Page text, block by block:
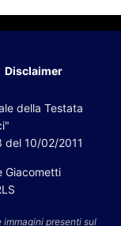
Disclaimer
della Testata
del 10/02/2011
Giacometti
immagini presenti sul